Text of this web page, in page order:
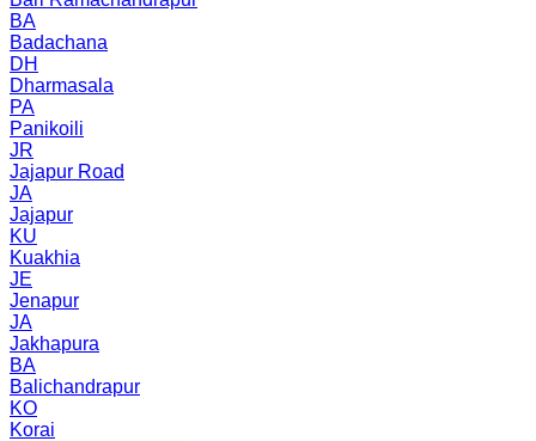
BA
Badachana
DH
Dharmasala
PA
Panikoili
JR
Jajapur Road
JA
Jajapur
KU
Kuakhia
JE
Jenapur
JA
Jakhapura
BA
Balichandrapur
KO
Korai